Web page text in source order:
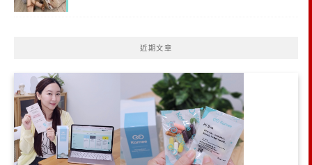
近期文章